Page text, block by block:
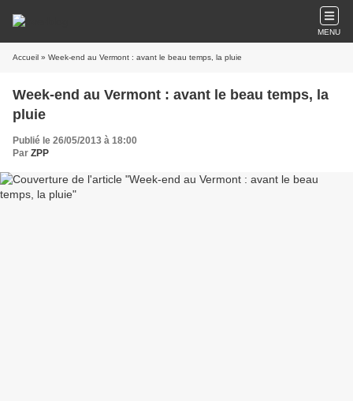
MENU
Accueil » Week-end au Vermont : avant le beau temps, la pluie
Week-end au Vermont : avant le beau temps, la
pluie
Publié le 26/05/2013 à 18:00
Par ZPP